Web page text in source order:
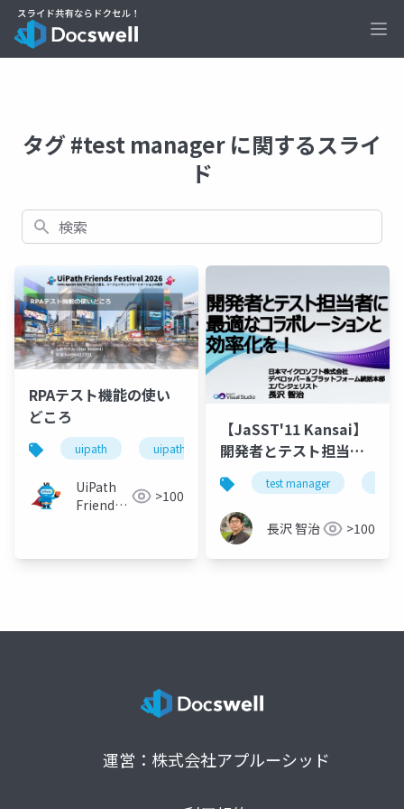
タグ #test manager に関するスライ
ド
検索
RPAテスト機能の使い
どころ
uipath uipathfriends
UiPath
Friends
>100
【JaSST'11 Kansai】
開発者とテスト担当者
に最適なコラボレーシ
ョンと効率化を！
test manager
長沢 智治 >100
運営：株式会社アプルーシッド